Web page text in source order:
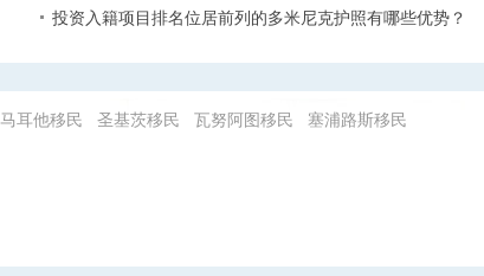
投资入籍项目排名位居前列的多米尼克护照有哪些优势？
马耳他移民 圣基茨移民 瓦努阿图移民 塞浦路斯移民